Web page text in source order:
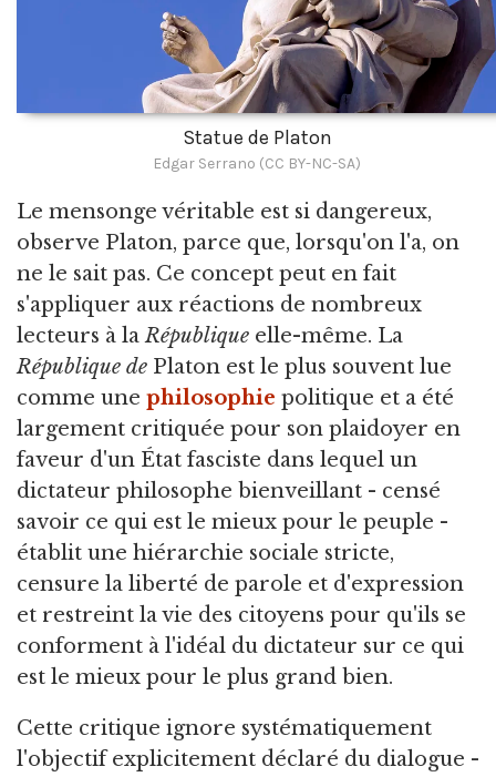
Statue de Platon
Edgar Serrano (CC BY-NC-SA)
Le mensonge véritable est si dangereux,
observe Platon, parce que, lorsqu'on l'a, on
ne le sait pas. Ce concept peut en fait
s'appliquer aux réactions de nombreux
lecteurs à laRépublique elle-même. La
République de Platon est le plus souvent lue
comme une philosophie politique et a été
largement critiquée pour son plaidoyer en
faveur d'un État fasciste dans lequel un
dictateur philosophe bienveillant - censé
savoir ce qui est le mieux pour le peuple -
établit une hiérarchie sociale stricte,
censure la liberté de parole et d'expression
et restreint la vie des citoyens pour qu'ils se
conforment à l'idéal du dictateur sur ce qui
est le mieux pour le plus grand bien.
Cette critique ignore systématiquement
l'objectif explicitement déclaré du dialogue -